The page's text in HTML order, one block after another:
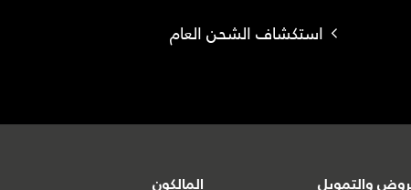
استكشاف الشحن العام
والتمويل المالكون